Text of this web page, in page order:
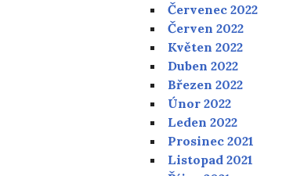
Červenec 2022
Červen 2022
Květen 2022
Duben 2022
Březen 2022
Únor 2022
Leden 2022
Prosinec 2021
Listopad 2021